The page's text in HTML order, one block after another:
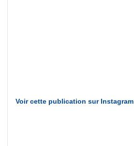
Voir cette publication sur Instagram